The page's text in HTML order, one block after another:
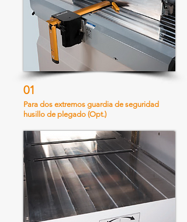
01
Para dos extremos guardia de seguridad
husillo de plegado (Opt.)